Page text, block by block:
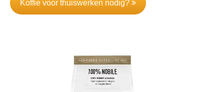
Koffie voor thuiswerken nodig?